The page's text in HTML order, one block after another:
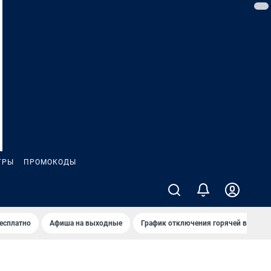
ПРОМОКОДЫ
Афиша на выходные График отключения горячей воды в